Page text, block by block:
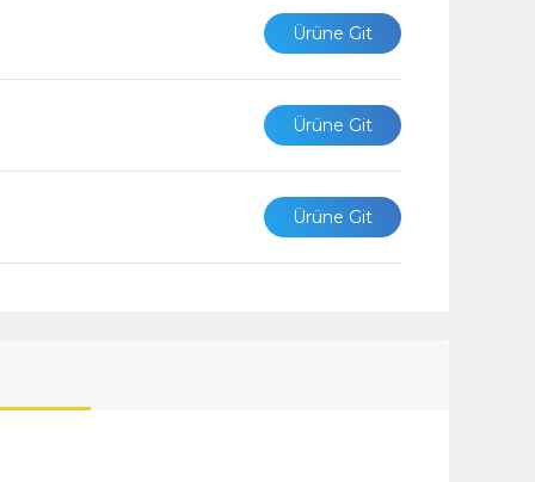
Ürüne Git
Ürüne Git
Ürüne Git